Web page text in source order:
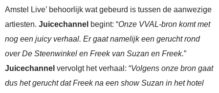
Amstel Live’ behoorlijk wat gebeurd is tussen de aanwezige
artiesten. Juicechannel begint: “Onze VVAL-bron komt met
nog een juicy verhaal. Er gaat namelijk een gerucht rond
over De Steenwinkel en Freek van Suzan en Freek.”
Juicechannel vervolgt het verhaal: “Volgens onze bron gaat
dus het gerucht dat Freek na een show Suzan in het hotel